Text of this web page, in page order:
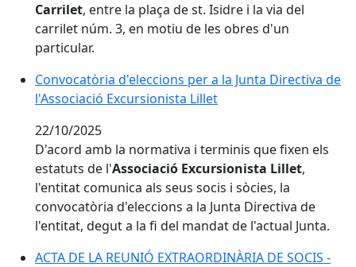
Carrilet, entre la plaça de st. Isidre i la via del
carrilet núm. 3, en motiu de les obres d'un
particular.
Convocatòria d'eleccions per a la Junta Directiva de
Convocatòria d'eleccions per a la Junta Directiva de
l'Associació Excursionista Lillet
22/10/2025
D'acord amb la normativa i terminis que fixen els
estatuts de l'Associació Excursionista Lillet,
l'entitat comunica als seus socis i sòcies, la
convocatòria d'eleccions a la Junta Directiva de
l'entitat, degut a la fi del mandat de l'actual Junta.
ACTA DE LA REUNIÓ EXTRAORDINÀRIA DE SOCIS -
ACTA DE LA REUNIÓ EXTRAORDINÀRIA DE SOCIS -